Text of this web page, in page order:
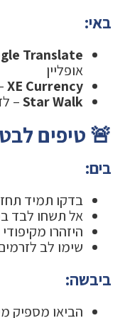
באי:
Translate
אופליין
XE Currency
Star Walk
–
🚨 טיפים
בים:
בדקו תמיד
אל תשחו לבד
היזהרו
שימו לב
ביבשה:
הביאו מספיק